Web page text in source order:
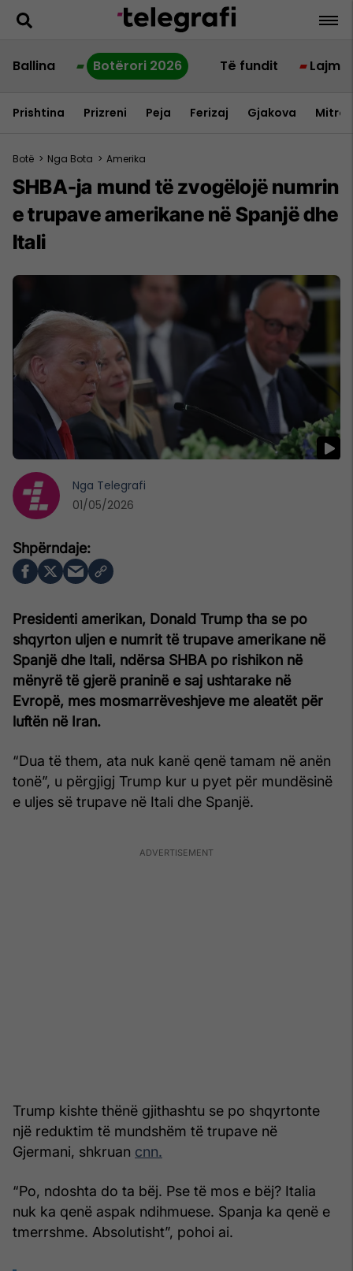
Ballina Botërori 2026 Të fundit Lajme
Prishtina Prizreni Peja Ferizaj Gjakova
Botë > Nga Bota > Amerika
SHBA-ja mund të zvogëlojë numrin
e trupave amerikane në Spanjë dhe
Itali
Presidenti amerikan, Donald Trump tha se po
shqyrton uljen e numrit të trupave amerikane në
Spanjë dhe Itali, ndërsa SHBA po rishikon në
mënyrë të gjerë praninë e saj ushtarake në
Evropë, mes mosmarrëveshjeve me aleatët për
luftën në Iran.
“Dua të them, ata nuk kanë qenë tamam në anën
tonë”, u përgjigj Trump kur u pyet për mundësinë
e uljes së trupave në Itali dhe Spanjë.
Trump kishte thënë gjithashtu se po shqyrtonte
një reduktim të mundshëm të trupave në
Gjermani, shkruan cnn.
“Po, ndoshta do ta bëj. Pse të mos e bëj? Italia
nuk ka qenë aspak ndihmuese. Spanja ka qenë e
tmerrshme. Absolutisht”, pohoi ai.
Nga Telegrafi
01/05/2026